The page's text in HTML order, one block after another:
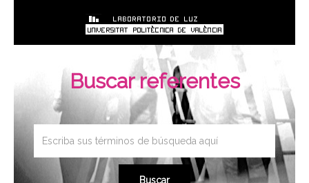
Buscar referentes